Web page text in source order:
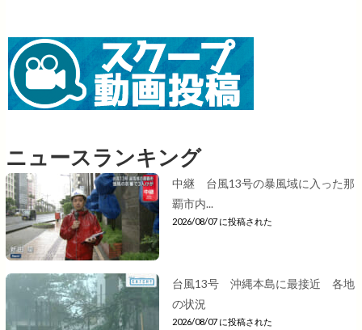
ニュースランキング
中継 台風13号の暴風域に入った那
覇市内...
2026/08/07 に投稿された
台風13号 沖縄本島に最接近 各地
の状況
2026/08/07 に投稿された